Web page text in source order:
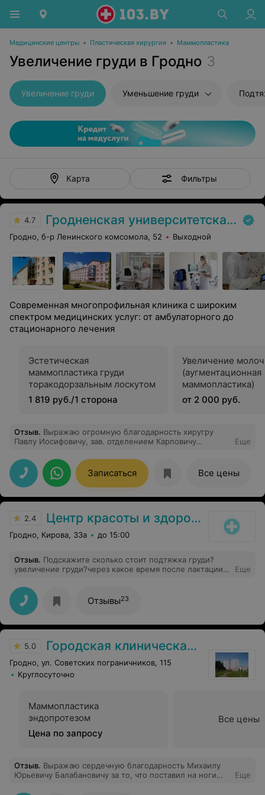
Медицинские центры • Пластическая хирургия • Маммопластика
Увеличение груди в Гродно 3
Увеличение груди Уменьшение груди
Карта Фильтры
4.7 Гродненская университетская клиника
Гродно, б-р Ленинского комсомола, 52 Выходной
Современная многопрофильная клиника с широким
спектром медицинских услуг: от амбулаторного до
стационарного лечения
Эстетическая
маммопластика груди
торакодорзальным лоскутом
1 819 руб./1 сторона
Увеличение
(аугментационная
маммопластика)
от 2 000 руб.
Отзыв. Выражаю огромную благодарность хиругру
Павлу Иосифовичу, зав. отделением Карповичу
хирургического отделения. Благодарю за высокий
профессионализм, за врачебный талант, за успешно
проведенную мне операцию и за чуткое отношение.
От пациента Ружицкого Юрия Эдуардовича
Еще
Записаться Все цены
2.4 Центр красоты и здоровья
Гродно, Кирова, 33а до 15:00
Отзыв. Подскажите сколько стоит подтяжка груди?
увеличение груди?через какое время после лактации
Еще
Отзывы23
5.0 Городская клиническая больница скорой медицинской помощи г. Гродно
Гродно, ул. Советских пограничников, 115
Круглосуточно
Маммопластика
эндопротезом
Цена по запросу
Все цены
Отзыв. Выражаю сердечную благодарность Михаилу
Юрьевичу Балабановичу за то, что поставил на ноги
Еще